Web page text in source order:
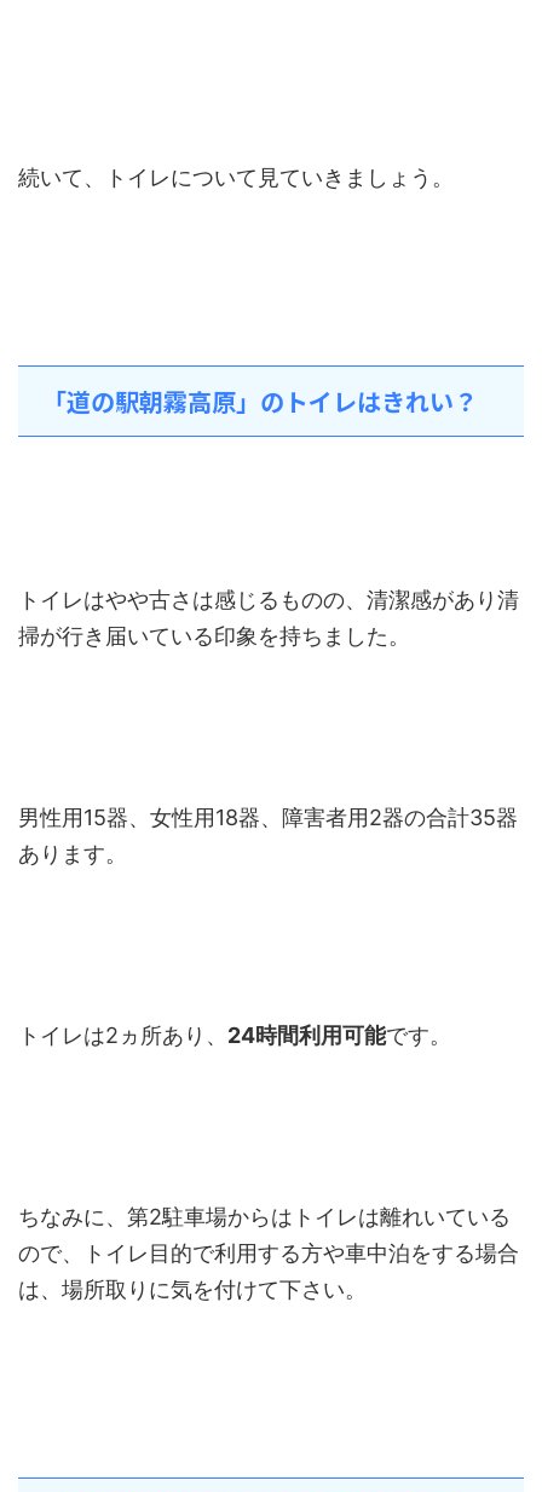
続いて、トイレについて見ていきましょう。
「道の駅朝霧高原」のトイレはきれい？
トイレはやや古さは感じるものの、清潔感があり清
掃が行き届いている印象を持ちました。
男性用15器、女性用18器、障害者用2器の合計35器
あります。
トイレは2ヵ所あり、 24時間利用可能です。
ちなみに、第2駐車場からはトイレは離れいている
ので、トイレ目的で利用する方や車中泊をする場合
は、場所取りに気を付けて下さい。